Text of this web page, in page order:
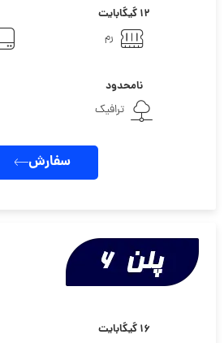
۱۲ گیگابایت
رم
نامحدود
ترافیک
سفارش
۱۶ گیگابایت